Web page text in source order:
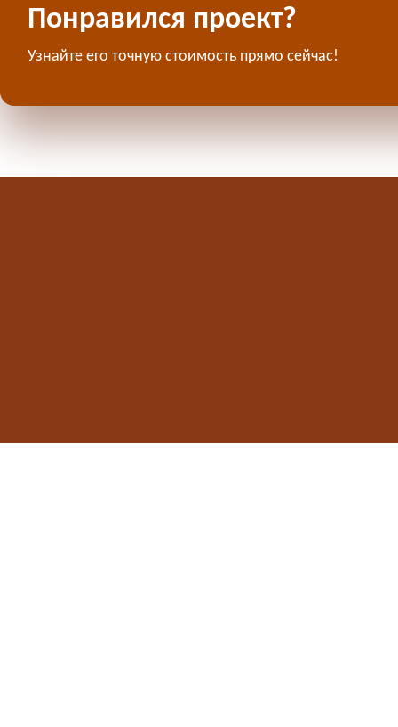
Понравился проект?
Узнайте его точную стоимость прямо сейчас!